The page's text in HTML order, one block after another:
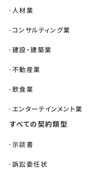
人材業
コンサルティング業
建設・建築業
不動産業
飲食業
エンターテインメント業
すべての契約類型
示談書
訴訟委任状